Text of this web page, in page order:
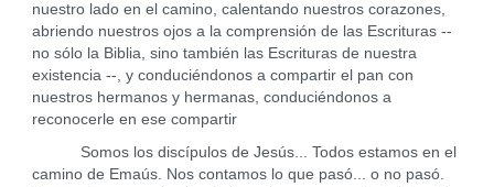
nuestro lado en el camino, calentando nuestros corazones,
abriendo nuestros ojos a la comprensión de las Escrituras --
no sólo la Biblia, sino también las Escrituras de nuestra
existencia --, y conduciéndonos a compartir el pan con
nuestros hermanos y hermanas, conduciéndonos a
reconocerle en ese compartir
Somos los discípulos de Jesús... Todos estamos en el
camino de Emaús. Nos contamos lo que pasó... o no pasó.